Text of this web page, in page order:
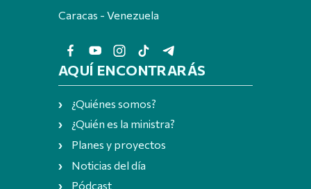
Caracas - Venezuela
AQUÍ ENCONTRARÁS
¿Quiénes somos?
¿Quién es la ministra?
Planes y proyectos
Noticias del día
Pódcast